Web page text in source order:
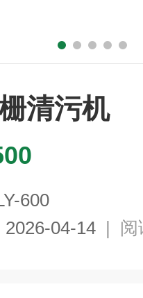
清污机
600
2026-04-14 | 阅